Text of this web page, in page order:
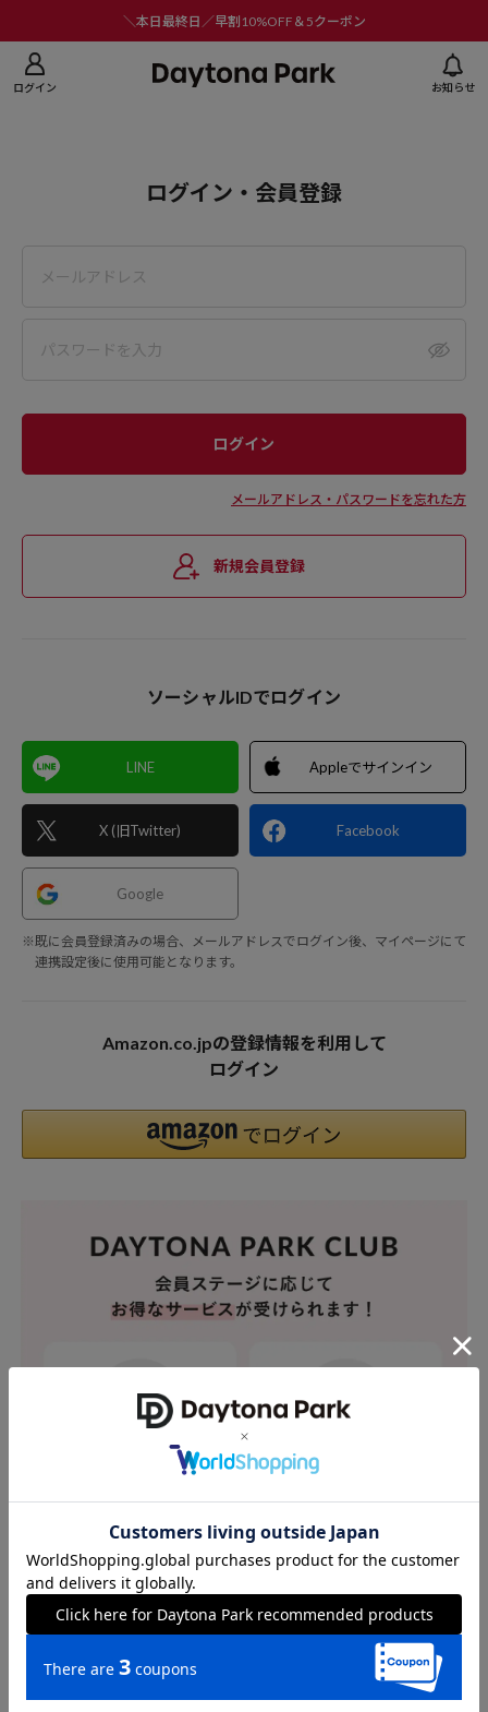
＼本日最終日／早割10%OFF＆5クーポン
ログイン お知らせ
ログイン・会員登録
メールアドレス・パスワードを忘れた方
新規会員登録
ソーシャルIDでログイン
LINE
X (旧Twitter)
Appleでサインイン
Facebook
Google
※既に会員登録済みの場合、メールアドレスでログイン後、マイページにて
連携設定後に使用可能となります。
Amazon.co.jpの登録情報を利用して
ログイン